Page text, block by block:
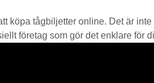
köpa tågbiljetter online. Det är
företag som gör det enklare för